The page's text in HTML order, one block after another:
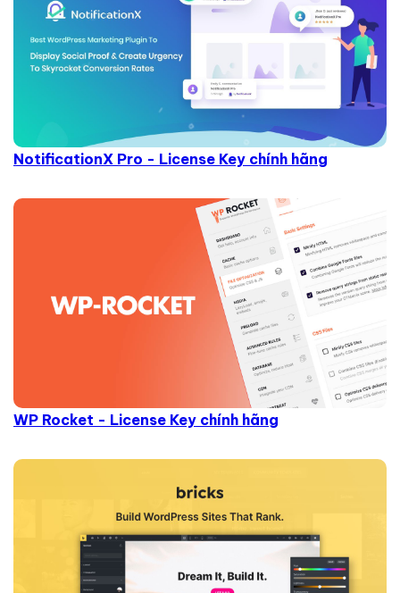
NotificationX Pro - License Key chính hãng
WP Rocket - License Key chính hãng